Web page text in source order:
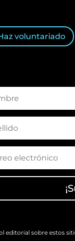
voluntariado
sobre estos